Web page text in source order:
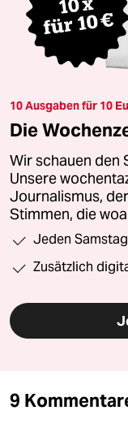
10 Ausgaben für 10
Die
Wir schauen den
Unsere
Journalismus,
Stimmen, die
Jeden
Zusätzlich
9